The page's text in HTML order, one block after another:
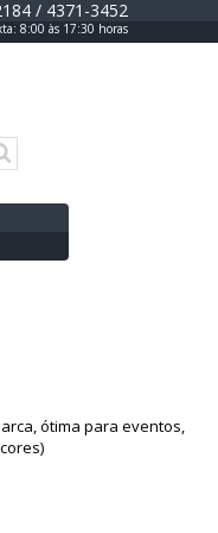
/ 4371-3452
8:00 às 17:30 horas
ótima para eventos,